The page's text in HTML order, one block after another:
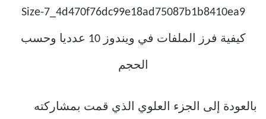
بالعودة إلى الجزء العلوي الذي قمت بمشاركته